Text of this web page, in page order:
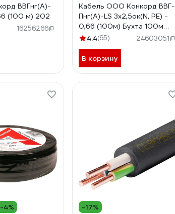
ВВГнг(А)-
(100 м) 202
16256266
Кабель ООО Конкорд ВВГ-
Пнг(А)-LS 3x2,5ок(N, PE) -
0,66 (100м) Бухта 100м
4663
4.4(65) 24603051
В корзину
-4% -17%